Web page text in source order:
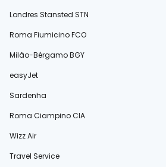
Londres Stansted STN
Roma Fiumicino FCO
Milão-Bérgamo BGY
easyJet
Sardenha
Roma Ciampino CIA
Wizz Air
Travel Service